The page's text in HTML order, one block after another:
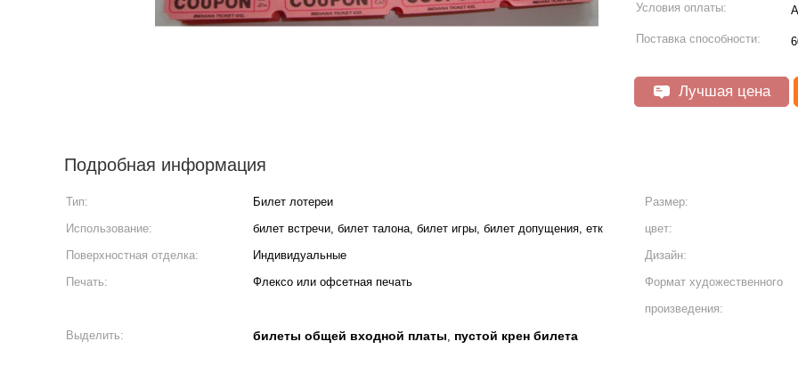
Условия оплаты:
Поставка способности:
Лучшая цена
Подробная информация
Тип: Билет лотереи Размер:
Использование:
билет встречи, билет талона, билет игры, билет допущения, етк цвет:
Поверхностная отделка:
Индивидуальные Дизайн:
Печать:
Флексо или офсетная печать
Формат художественного
произведения:
Выделить: билеты общей входной платы, пустой крен билета